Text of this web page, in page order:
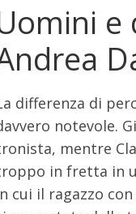
e
differenza di
notevole.
mentre
in fretta in
cui il ragazzo